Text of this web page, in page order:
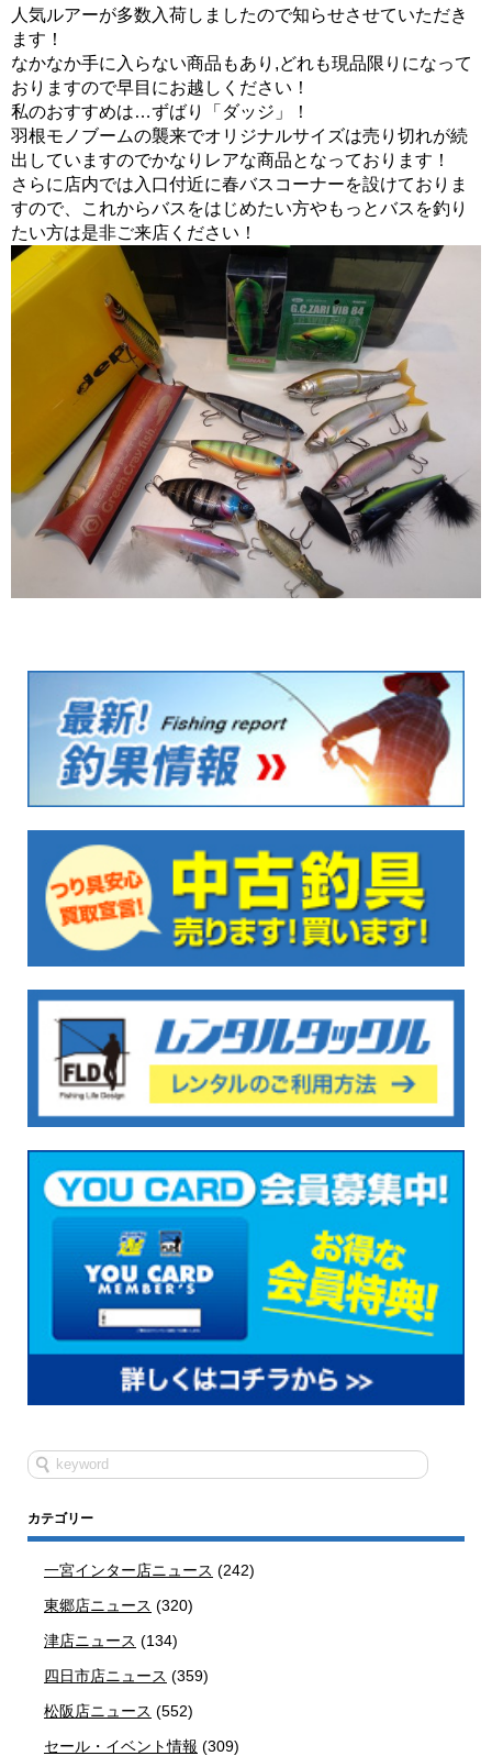
人気ルアーが多数入荷しましたので知らせさせていただき
ます！
なかなか手に入らない商品もあり,どれも現品限りになって
おりますので早目にお越しください！
私のおすすめは…ずばり「ダッジ」！
羽根モノブームの襲来でオリジナルサイズは売り切れが続
出していますのでかなりレアな商品となっております！
さらに店内では入口付近に春バスコーナーを設けておりま
すので、これからバスをはじめたい方やもっとバスを釣り
たい方は是非ご来店ください！
カテゴリー
一宮インター店ニュース (242)
東郷店ニュース (320)
津店ニュース (134)
四日市店ニュース (359)
松阪店ニュース (552)
セール・イベント情報 (309)